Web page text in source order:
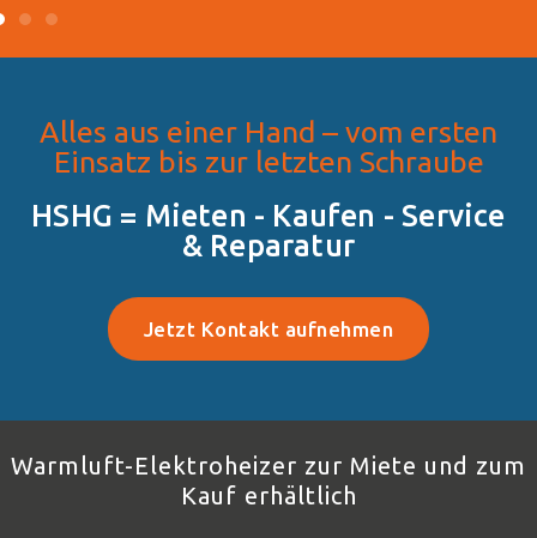
Alles aus einer Hand – vom ersten
Einsatz bis zur letzten Schraube
HSHG = Mieten - Kaufen - Service
& Reparatur​
Jetzt Kontakt aufnehmen
Warmluft-Elektroheizer zur Miete und zum
Kauf erhältlich